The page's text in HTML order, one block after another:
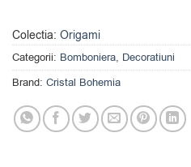
Colectia: Origami
Categorii: Bomboniera, Decoratiuni
Brand: Cristal Bohemia